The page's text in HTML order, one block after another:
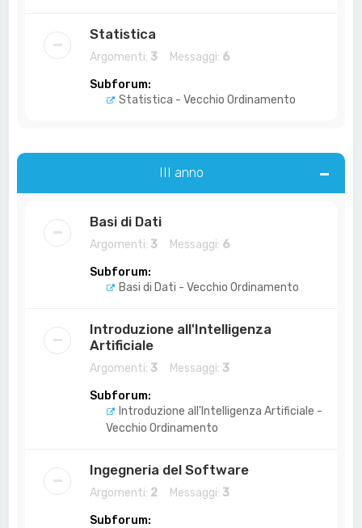
Statistica
Argomenti: 3 Messaggi: 6
Subforum:
Statistica - Vecchio Ordinamento
III anno
Basi di Dati
Argomenti: 3 Messaggi: 6
Subforum:
Basi di Dati - Vecchio Ordinamento
Introduzione all'Intelligenza
Artificiale
Argomenti: 3 Messaggi: 3
Subforum:
Introduzione all'Intelligenza Artificiale -
Vecchio Ordinamento
Ingegneria del Software
Argomenti: 2 Messaggi: 3
Subforum: